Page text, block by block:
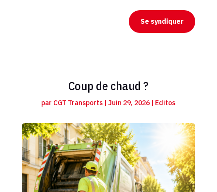
Se syndiquer
Coup de chaud ?
par CGT Transports |Juin 29, 2026 | Editos